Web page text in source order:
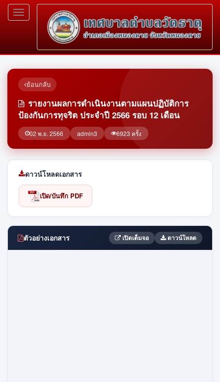
Toggle
navigation
ย้อนกลับ
รายงานผลการดำเนินงานตามแผนปฏิบัติการ
ป้องกันการทุจริต ประจำปี 2566 รอบ 12 เดือน
02 พ.ย. 2566 admin3 6923 ครั้ง
ดาวน์โหลดเอกสาร
เปิด/บันทึก PDF
ตัวอย่างเอกสาร เปิดเต็มจอ ดาวน์โหลด